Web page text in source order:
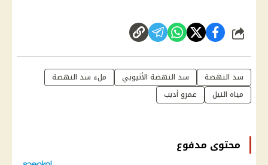
شارك
سد النهضة سد النهضة الأثيوبي
ملء سد النهضة
مياه النيل
عمرو أديب
محتوى مدفوع